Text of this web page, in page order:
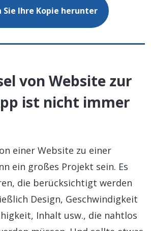
Sie Ihre Kopie herunter
von Website zur
ist nicht immer
einer Website zu einer
ein großes Projekt sein. Es
die berücksichtigt werden
Design, Geschwindigkeit
Inhalt usw., die nahtlos